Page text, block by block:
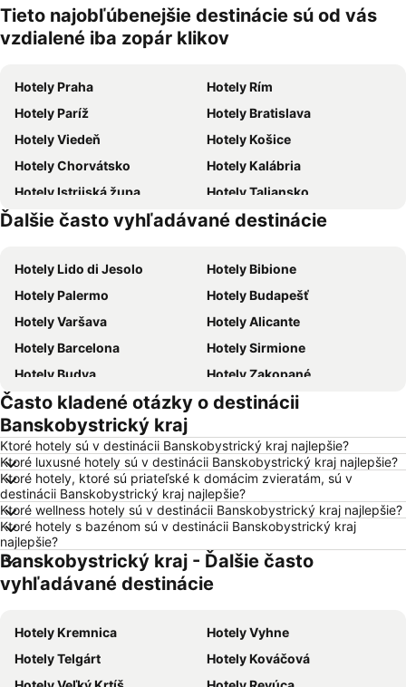
domáce
zvieratá
Tieto najobľúbenejšie destinácie sú od vás
vzdialené iba zopár klikov
Hotely Praha
Hotely Rím
Hotely Paríž
Hotely Bratislava
Hotely Viedeň
Hotely Košice
Hotely Chorvátsko
Hotely Kalábria
Hotely Istrijská župa
Hotely Taliansko
Hotely Malorka
Hotely Slovensko
Ďalšie často vyhľadávané destinácie
Hotely Lido di Jesolo
Hotely Bibione
Hotely Palermo
Hotely Budapešť
Hotely Varšava
Hotely Alicante
Hotely Barcelona
Hotely Sirmione
Hotely Budva
Hotely Zakopané
Hotely Naples
Hotely Crikvenica
Hotely Vysoké Tatry
Hotely Gdansk
Hotely Nice
Hotely Tropea
Hotely Berlín
Hotely Lignano Sabbiadoro
Hotely Malta
Hotely Slovinsko
Hotely Ostrov Mykonos
Hotely Balaton
Hotely Grécko
Hotely Ostrov Skiathos
Hotely Laponsko
Hotely Pobrežie Chorvátska
Hotely Albánsko
Hotely Ibiza
Hotely Ostrov Rodos
Často kladené otázky o destinácii
Banskobystrický kraj
Ktoré hotely sú v destinácii Banskobystrický kraj najlepšie?
Ktoré luxusné hotely sú v destinácii Banskobystrický kraj najlepšie?
Ktoré hotely, ktoré sú priateľské k domácim zvieratám, sú v
destinácii Banskobystrický kraj najlepšie?
Ktoré wellness hotely sú v destinácii Banskobystrický kraj najlepšie?
Ktoré hotely s bazénom sú v destinácii Banskobystrický kraj
najlepšie?
Banskobystrický kraj - Ďalšie často
vyhľadávané destinácie
Hotely Kremnica
Hotely Vyhne
Hotely Telgárt
Hotely Kováčová